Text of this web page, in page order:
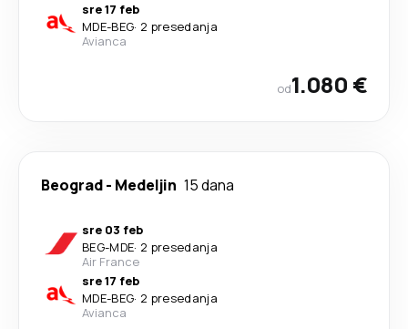
sre 17 feb
MDE-BEG· 2 presedanja
Avianca
od1.080 €
Beograd- Medeljin 15 dana
sre 03 feb
BEG-MDE· 2 presedanja
Air France
sre 17 feb
MDE-BEG· 2 presedanja
Avianca